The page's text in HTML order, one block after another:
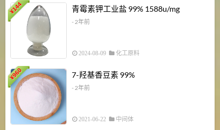
¥
144 青霉素钾工业盐 99% 1588u/mg
- 2年前
2024-08-09 化工原料
¥
960 7-羟基香豆素 99%
- 2年前
2021-06-22 中间体